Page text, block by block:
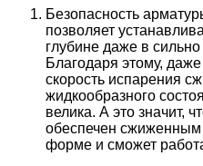
Безопасность
позволяет
глубине даже в
Благодаря этому,
скорость испарения
жидкообразного
велика. А это значит,
обеспечен сжиженным
форме и сможет